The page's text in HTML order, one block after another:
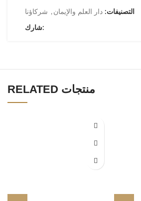
التصنيفات: دار العلم والإيمان , شركاؤنا
شارك:
RELATED منتجات